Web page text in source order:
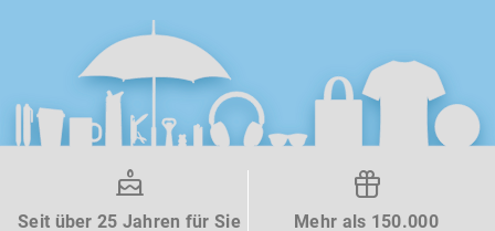
Seit über 25 Jahren für Sie
Mehr als 150.000